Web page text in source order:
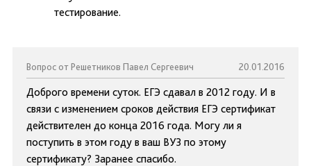
тестирование.
Вопрос от Решетников Павел Сергеевич 20.01.2016
Доброго времени суток. ЕГЭ сдавал в 2012 году. И в
связи с изменением сроков действия ЕГЭ сертификат
действителен до конца 2016 года. Могу ли я
поступить в этом году в ваш ВУЗ по этому
сертификату? Заранее спасибо.